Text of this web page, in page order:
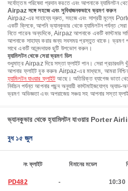
সর্বোত্তম পরিষেবা প্রদান করতে এবং আপনাকে হ্যামিলটন
Airpaz সঙ্গে সহজে এবং সুবিধাজনকভাবে ভ্রমণ করুন
Airpaz-এর সাহায্যে দ্রুত, সহজে এবং সাশ্রয়ী মূল্যে
একটি ক্লিকে, আপনি ভ্যানকুভার থেকে হ্যামিলটন পর্যন্ত
নিতে পারেন৷ অন্যদিকে, Airpaz আপনাকে একটি কাস্টমার
আপনাকে সাহায্য করার জন্য সবসময় প্রস্তুত থাকে। ভ্রমণ
সাথে একটি আনন্দদায়ক ছুটি উপভোগ করুন।
হ্যামিলটন থেকে সেরা ভ্রমণ ডিল
শুধুমাত্র Airpaz দিয়ে সস্তা ফ্লাইট পান। সেরা
আপনার ফ্লাইট বুক করুন৷ Airpaz-এর মাধ্যমে, আমরা
হ্যামিলটন যাওয়ার ফ্লাইট আছে। অতিরিক্ত ব্যাগেজ ভাতা
নির্বাচন পর্যন্ত আপনার পছন্দ অনুযায়ী কাস্টমাইজযোগ্য
ভ্রমণ অভিজ্ঞতা এবং অপরাজেয় সঞ্চয় সহ আপনার সস্তা
ভ্যানকুভার থেকে হ্যামিলটন যাওয়ার Porter
বুধ ১৫ জুল
নং ফ্লাইট বিমানের মডেল
PD482 - 10:30